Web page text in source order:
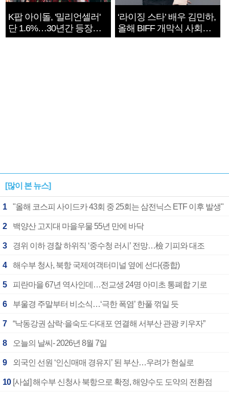
K팝 아이돌, '밀리언셀러'
단 1.6%…30년간 등장
1182개팀 전수조사
‘라이징 스타’ 배우 김민하,
올해 BIFF 개막식 사회자
확정
[많이 본 뉴스]
1 "올해 코스피 사이드카 43회 중 25회는 삼전닉스 ETF 이후 발생"
2 백양산 고지대 마을우물 55년 만에 바닥
3 경위 이하 경찰 하위직 ‘중수청 러시’ 전망…檢 기피와 대조
4 해수부 청사, 북항 국제여객터미널 옆에 선다(종합)
5 피란마을 67년 역사인데…전교생 24명 아미초 통폐합 기로
6 부울경 주말부터 비소식…‘극한 폭염’ 한풀 꺾일 듯
7 “낙동강권 삼락·을숙도·다대포 연결해 서부산 관광 키우자”
8 오늘의 날씨- 2026년 8월 7일
9 외국인 선원 ‘인신매매 경유지’ 된 부산…우려가 현실로
10 [사설] 해수부 신청사 북항으로 확정, 해양수도 도약의 전환점